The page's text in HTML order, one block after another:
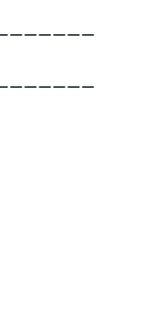
ーーーーーー
ーーーーーー